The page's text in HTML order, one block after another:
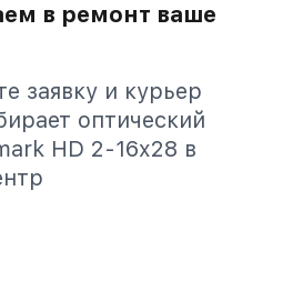
в ремонт ваше
заявку и курьер
оптический
HD 2-16x28 в